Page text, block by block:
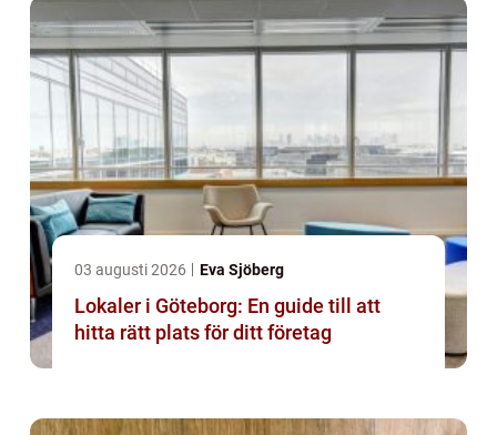
03 augusti 2026 Eva Sjöberg
Lokaler i Göteborg: En guide till att
hitta rätt plats för ditt företag